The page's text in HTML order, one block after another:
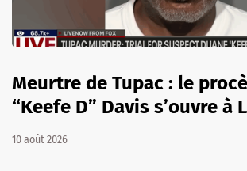
Meurtre de Tupac : le
“Keefe D” Davis s’ouvre à
10 août 2026